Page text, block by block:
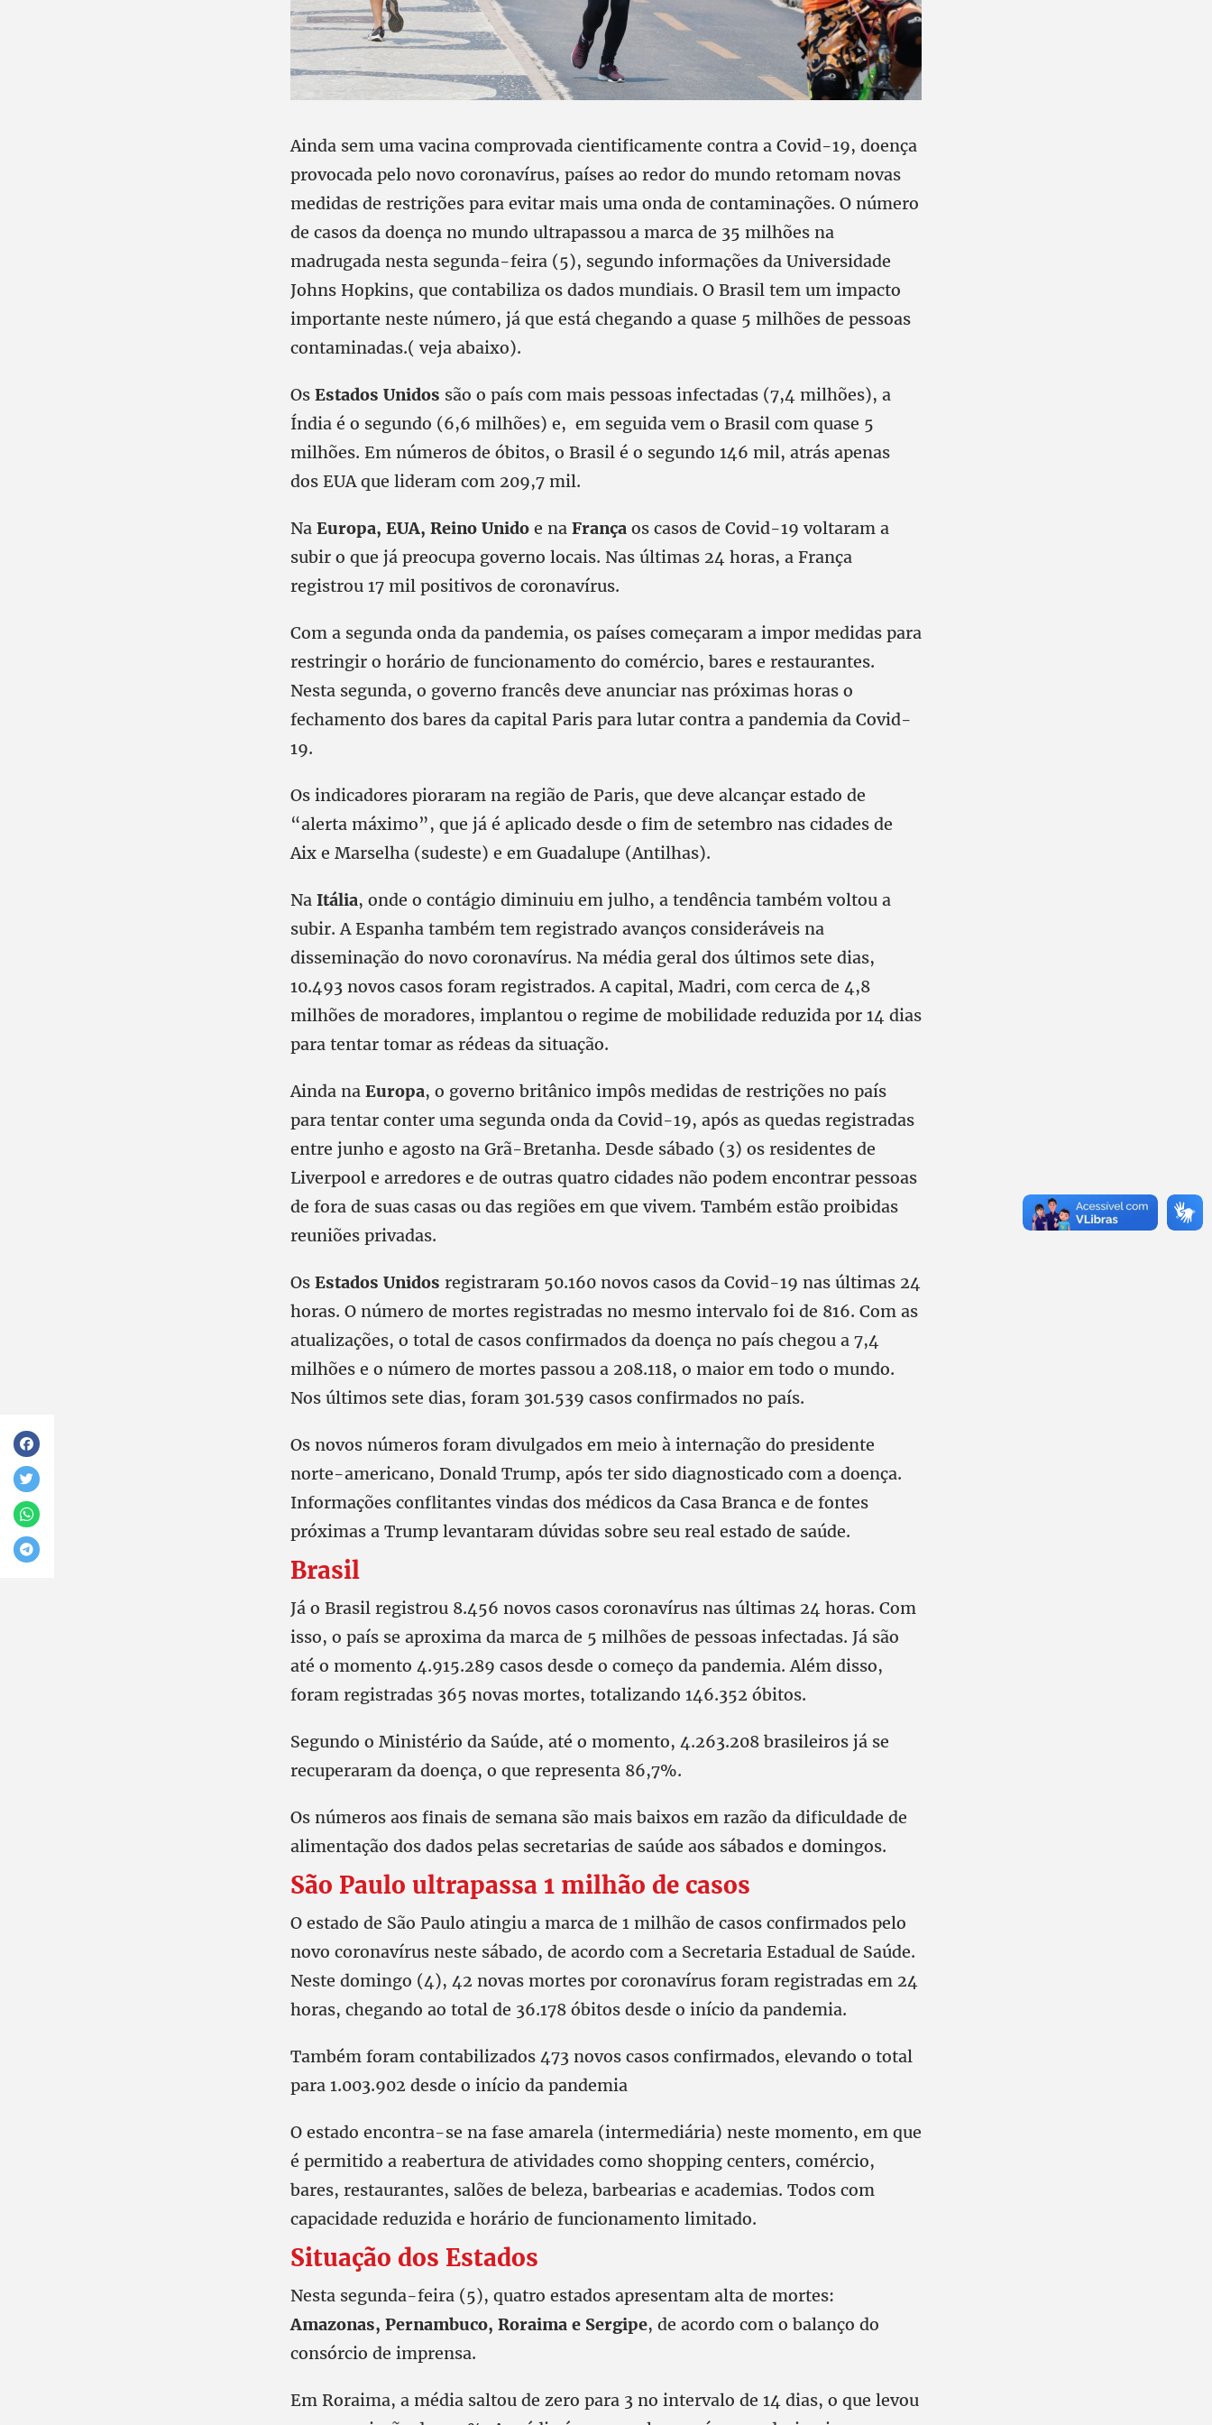
Ainda sem uma vacina comprovada cientificamente contra a Covid-19, doença
provocada pelo novo coronavírus, países ao redor do mundo retomam novas
medidas de restrições para evitar mais uma onda de contaminações. O número
de casos da doença no mundo ultrapassou a marca de 35 milhões na
madrugada nesta segunda-feira (5), segundo informações da Universidade
Johns Hopkins, que contabiliza os dados mundiais. O Brasil tem um impacto
importante neste número, já que está chegando a quase 5 milhões de pessoas
contaminadas.( veja abaixo).
Os Estados Unidos são o país com mais pessoas infectadas (7,4 milhões), a
Índia é o segundo (6,6 milhões) e, em seguida vem o Brasil com quase 5
milhões. Em números de óbitos, o Brasil é o segundo 146 mil, atrás apenas
dos EUA que lideram com 209,7 mil.
Na Europa, EUA, Reino Unido e na França os casos de Covid-19 voltaram a
subir o que já preocupa governo locais. Nas últimas 24 horas, a França
registrou 17 mil positivos de coronavírus.
Com a segunda onda da pandemia, os países começaram a impor medidas para
restringir o horário de funcionamento do comércio, bares e restaurantes.
Nesta segunda, o governo francês deve anunciar nas próximas horas o
fechamento dos bares da capital Paris para lutar contra a pandemia da Covid-
19.
Os indicadores pioraram na região de Paris, que deve alcançar estado de
“alerta máximo”, que já é aplicado desde o fim de setembro nas cidades de
Aix e Marselha (sudeste) e em Guadalupe (Antilhas).
Na Itália, onde o contágio diminuiu em julho, a tendência também voltou a
subir. A Espanha também tem registrado avanços consideráveis na
disseminação do novo coronavírus. Na média geral dos últimos sete dias,
10.493 novos casos foram registrados. A capital, Madri, com cerca de 4,8
milhões de moradores, implantou o regime de mobilidade reduzida por 14 dias
para tentar tomar as rédeas da situação.
Ainda na Europa, o governo britânico impôs medidas de restrições no país
para tentar conter uma segunda onda da Covid-19, após as quedas registradas
entre junho e agosto na Grã-Bretanha. Desde sábado (3) os residentes de
Liverpool e arredores e de outras quatro cidades não podem encontrar pessoas
de fora de suas casas ou das regiões em que vivem. Também estão proibidas
reuniões privadas.
Os Estados Unidos registraram 50.160 novos casos da Covid-19 nas últimas 24
horas. O número de mortes registradas no mesmo intervalo foi de 816. Com as
atualizações, o total de casos confirmados da doença no país chegou a 7,4
milhões e o número de mortes passou a 208.118, o maior em todo o mundo.
Nos últimos sete dias, foram 301.539 casos confirmados no país.
Os novos números foram divulgados em meio à internação do presidente
norte-americano, Donald Trump, após ter sido diagnosticado com a doença.
Informações conflitantes vindas dos médicos da Casa Branca e de fontes
próximas a Trump levantaram dúvidas sobre seu real estado de saúde.
Brasil
Já o Brasil registrou 8.456 novos casos coronavírus nas últimas 24 horas. Com
isso, o país se aproxima da marca de 5 milhões de pessoas infectadas. Já são
até o momento 4.915.289 casos desde o começo da pandemia. Além disso,
foram registradas 365 novas mortes, totalizando 146.352 óbitos.
Segundo o Ministério da Saúde, até o momento, 4.263.208 brasileiros já se
recuperaram da doença, o que representa 86,7%.
Os números aos finais de semana são mais baixos em razão da dificuldade de
alimentação dos dados pelas secretarias de saúde aos sábados e domingos.
São Paulo ultrapassa 1 milhão de casos
O estado de São Paulo atingiu a marca de 1 milhão de casos confirmados pelo
novo coronavírus neste sábado, de acordo com a Secretaria Estadual de Saúde.
Neste domingo (4), 42 novas mortes por coronavírus foram registradas em 24
horas, chegando ao total de 36.178 óbitos desde o início da pandemia.
Também foram contabilizados 473 novos casos confirmados, elevando o total
para 1.003.902 desde o início da pandemia
O estado encontra-se na fase amarela (intermediária) neste momento, em que
é permitido a reabertura de atividades como shopping centers, comércio,
bares, restaurantes, salões de beleza, barbearias e academias. Todos com
capacidade reduzida e horário de funcionamento limitado.
Situação dos Estados
Nesta segunda-feira (5), quatro estados apresentam alta de mortes:
Amazonas, Pernambuco, Roraima e Sergipe, de acordo com o balanço do
consórcio de imprensa.
Em Roraima, a média saltou de zero para 3 no intervalo de 14 dias, o que levou